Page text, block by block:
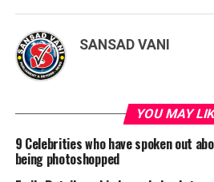
SANSAD VANI
YOU MAY
9 Celebrities who have spoken out
being photoshopped